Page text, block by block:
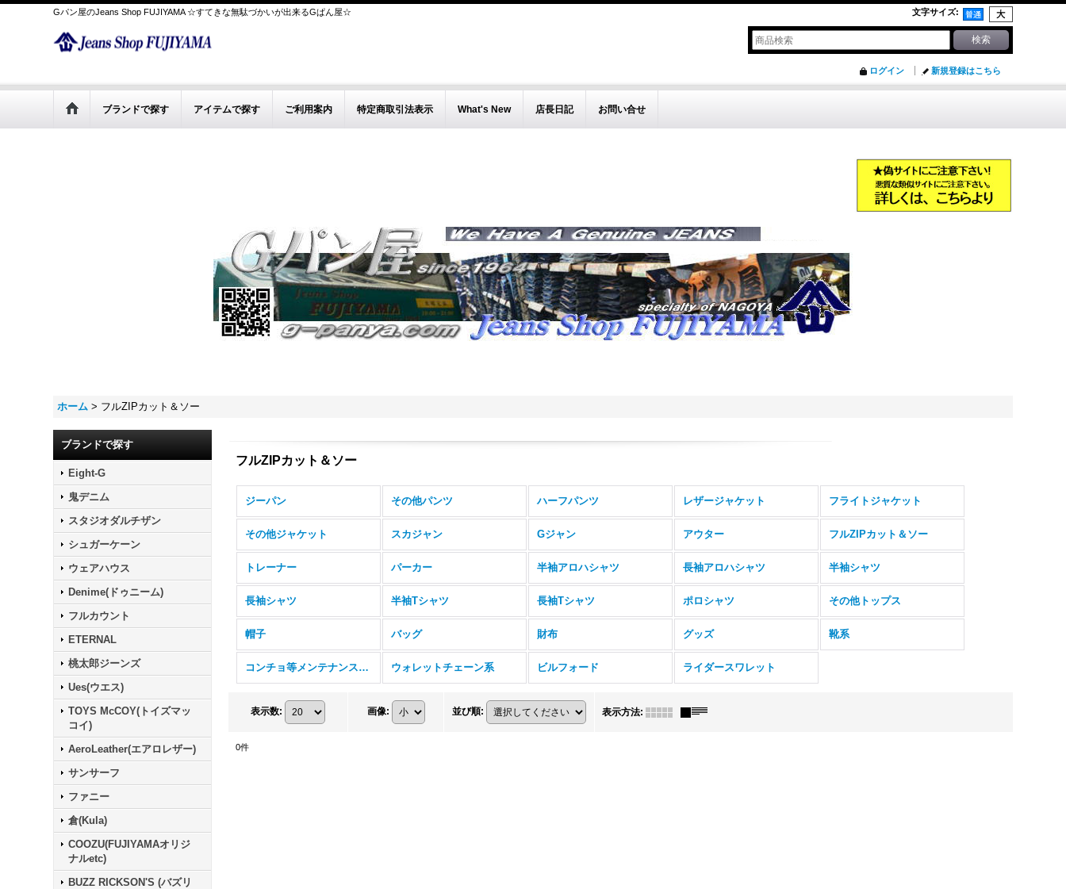
Gパン屋のJeans Shop FUJIYAMA ☆すてきな無駄づかいが出来るGぱん屋☆ 文字サイズ:
ログイン 新規登録はこちら
ブランドで探す アイテムで探す ご利用案内 特定商取引法表示 What's New 店長日記 お問い合せ
ホーム > フルZIPカット＆ソー
ブランドで探す
Eight-G
鬼デニム
スタジオダルチザン
シュガーケーン
ウェアハウス
Denime(ドゥニーム)
フルカウント
ETERNAL
桃太郎ジーンズ
Ues(ウエス)
TOYS McCOY(トイズマッ
コイ)
AeroLeather(エアロレザー)
サンサーフ
ファニー
倉(Kula)
COOZU(FUJIYAMAオリジ
ナルetc)
BUZZ RICKSON'S (バズリ
フルZIPカット＆ソー
ジーパン その他パンツ ハーフパンツ レザージャケット フライトジャケット
その他ジャケット スカジャン Gジャン アウター フルZIPカット＆ソー
トレーナー パーカー 半袖アロハシャツ 長袖アロハシャツ 半袖シャツ
長袖シャツ 半袖Tシャツ 長袖Tシャツ ポロシャツ その他トップス
帽子 バッグ 財布 グッズ 靴系
コンチョ等メンテナンス用品系 ウォレットチェーン系 ビルフォード ライダースワレット
表示数: 画像: 並び順: 表示方法:
0件